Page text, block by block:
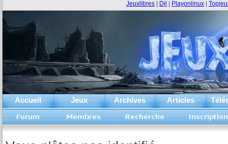
Accueil Jeux Archives Articles
Jeuxlibres Djl Playonlinux